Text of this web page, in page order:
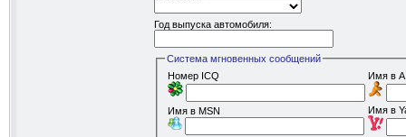
Год выпуска автомобиля:
Система мгновенных сообщений
Номер ICQ
Имя в
Имя в MSN Имя в